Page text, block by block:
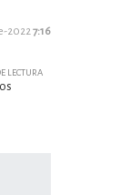
20227:16
LECTURA